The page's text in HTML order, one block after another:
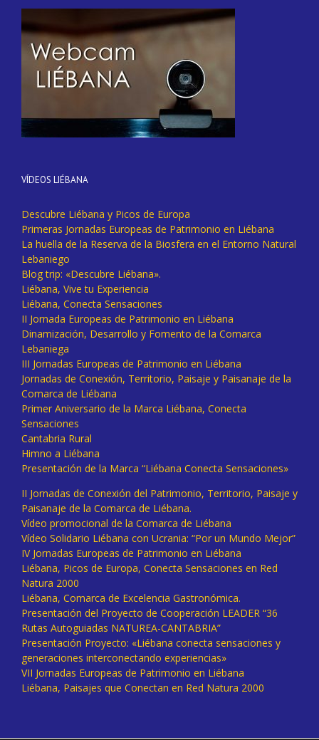
VÍDEOS LIÉBANA
Descubre Liébana y Picos de Europa
Primeras Jornadas Europeas de Patrimonio en Liébana
La huella de la Reserva de la Biosfera en el Entorno Natural
Lebaniego
Blog trip: «Descubre Liébana».
Liébana, Vive tu Experiencia
Liébana, Conecta Sensaciones
II Jornada Europeas de Patrimonio en Liébana
Dinamización, Desarrollo y Fomento de la Comarca
Lebaniega
III Jornadas Europeas de Patrimonio en Liébana
Jornadas de Conexión, Territorio, Paisaje y Paisanaje de la
Comarca de Liébana
Primer Aniversario de la Marca Liébana, Conecta
Sensaciones
Cantabria Rural
Himno a Liébana
Presentación de la Marca “Liébana Conecta Sensaciones»
II Jornadas de Conexión del Patrimonio, Territorio, Paisaje y
Paisanaje de la Comarca de Liébana.
Vídeo promocional de la Comarca de Liébana
Vídeo Solidario Liébana con Ucrania: “Por un Mundo Mejor”
IV Jornadas Europeas de Patrimonio en Liébana
Liébana, Picos de Europa, Conecta Sensaciones en Red
Natura 2000
Liébana, Comarca de Excelencia Gastronómica.
Presentación del Proyecto de Cooperación LEADER “36
Rutas Autoguiadas NATUREA-CANTABRIA”
Presentación Proyecto: «Liébana conecta sensaciones y
generaciones interconectando experiencias»
VII Jornadas Europeas de Patrimonio en Liébana
Liébana, Paisajes que Conectan en Red Natura 2000